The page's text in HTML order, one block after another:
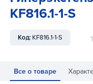
KF816.1-1-S
Код: KF816.1-1-S
Все о товаре